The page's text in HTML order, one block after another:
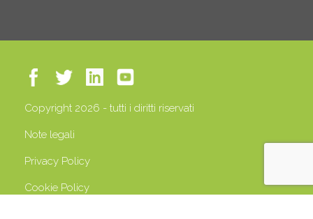
Copyright 2026 - tutti i diritti riservati
Note legali
Privacy Policy
Cookie Policy